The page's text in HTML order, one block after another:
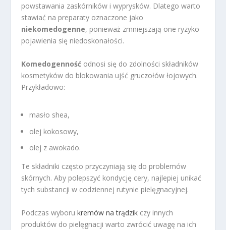
powstawania zaskórników i wyprysków. Dlatego warto
stawiać na preparaty oznaczone jako
niekomedogenne, ponieważ zmniejszają one ryzyko
pojawienia się niedoskonałości.
Komedogenność odnosi się do zdolności składników
kosmetyków do blokowania ujść gruczołów łojowych.
Przykładowo:
masło shea,
olej kokosowy,
olej z awokado.
Te składniki często przyczyniają się do problemów
skórnych. Aby polepszyć kondycję cery, najlepiej unikać
tych substancji w codziennej rutynie pielęgnacyjnej.
Podczas wyborukremów na trądzik czy innych
produktów do pielęgnacji warto zwrócić uwagę na ich